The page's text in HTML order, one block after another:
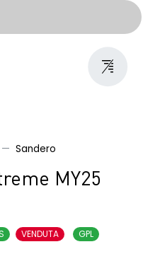
Sandero
MY25
VENDUTA
GPL